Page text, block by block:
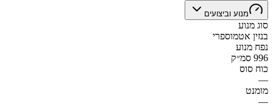
מנוע וביצועים
סוג מנוע
בנזין אטמוספרי
נפח מנוע
996 סמ״ק
כוח סוס
—
מומנט
—